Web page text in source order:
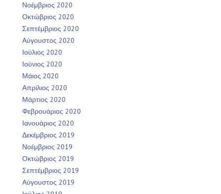
Νοέμβριος 2020
Οκτώβριος 2020
Σεπτέμβριος 2020
Αύγουστος 2020
Ιούλιος 2020
Ιούνιος 2020
Μάιος 2020
Απρίλιος 2020
Μάρτιος 2020
Φεβρουάριος 2020
Ιανουάριος 2020
Δεκέμβριος 2019
Νοέμβριος 2019
Οκτώβριος 2019
Σεπτέμβριος 2019
Αύγουστος 2019